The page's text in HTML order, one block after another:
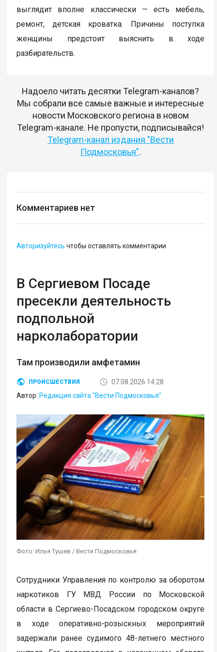
выглядит вполне классически — есть мебель,
ремонт, детская кроватка. Причины поступка
женщины предстоит выяснить в ходе
разбирательств.
Надоело читать десятки Telegram-каналов?
Мы собрали все самые важные и интересные
новости Московского региона в новом
Telegram-канале. Не пропусти, подписывайся!
Telegram-канал издания "Вести
Подмосковья".
Комментариев нет
Авторизуйтесь чтобы оставлять комментарии
В Сергиевом Посаде
пресекли деятельность
подпольной
нарколаборатории
Там производили амфетамин
ПРОИСШЕСТВИЯ
07.08.2026 14:28
Автор: Редакция сайта "Вести Подмосковья"
Фото: Илья Тушев / Вести Подмосковья
Сотрудники Управления по контролю за оборотом
наркотиков ГУ МВД России по Московской
области в Сергиево-Посадском городском округе
в ходе оперативно-розыскных мероприятий
задержали ранее судимого 48-летнего местного